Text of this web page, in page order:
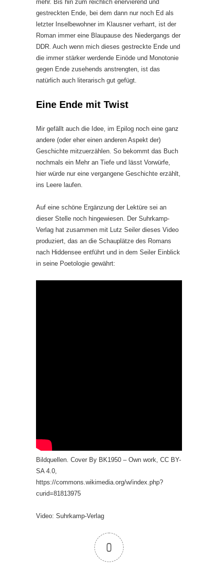
mehr. Bis hin zum reichlich enervierend und
gestreckten Ende, bei dem dann nur noch Ed als
letzter Inselbewohner im Klausner verharrt, ist der
Roman immer eine Blaupause des Niedergangs der
DDR. Auch wenn mich dieses gestreckte Ende und
die immer stärker werdende Einöde und Monotonie
gegen Ende zusehends anstrengten, ist das
natürlich auch literarisch gut gefügt.
Eine Ende mit Twist
Mir gefällt auch die Idee, im Epilog noch eine ganz
andere (oder eher einen anderen Aspekt der)
Geschichte mitzuerzählen. So bekommt das Buch
nochmals ein Mehr an Tiefe und lässt Vorwürfe,
hier würde nur eine vergangene Geschichte erzählt,
ins Leere laufen.
Auf eine schöne Ergänzung der Lektüre sei an
dieser Stelle noch hingewiesen. Der Suhrkamp-
Verlag hat zusammen mit Lutz Seiler dieses Video
produziert, das an die Schauplätze des Romans
nach Hiddensee entführt und in dem Seiler Einblick
in seine Poetologie gewährt:
Bildquellen. Cover By BK1950 – Own work, CC BY-
SA 4.0,
https://commons.wikimedia.org/w/index.php?
curid=81813975
Video: Suhrkamp-Verlag
0